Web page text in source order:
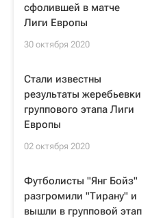
сфолившей в матче
Лиги Европы
30 октября 2020
Стали известны
результаты жеребьевки
группового этапа Лиги
Европы
02 октября 2020
Футболисты "Янг Бойз"
разгромили "Тирану" и
вышли в групповой этап